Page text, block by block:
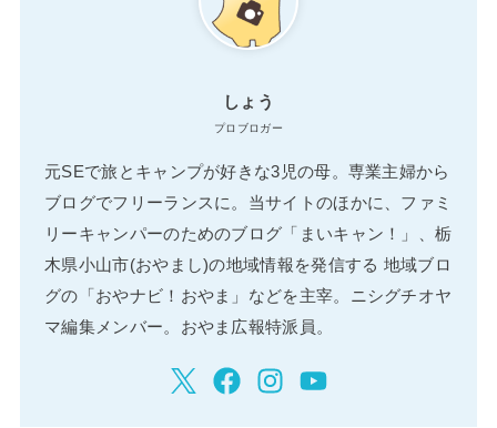
しょう
プロブロガー
元SEで旅とキャンプが好きな3児の母。専業主婦から
ブログでフリーランスに。当サイトのほかに、ファミ
リーキャンパーのためのブログ「まいキャン！」、栃
木県小山市(おやまし)の地域情報を発信する 地域ブロ
グの「おやナビ！おやま」などを主宰。ニシグチオヤ
マ編集メンバー。おやま広報特派員。